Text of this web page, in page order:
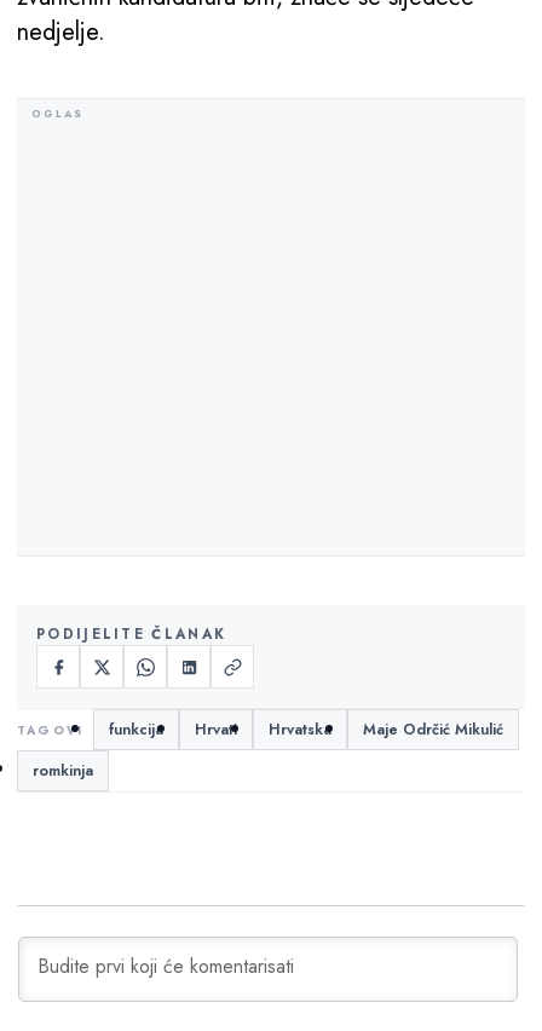
nedjelje.
PODIJELITE ČLANAK
funkcija Hrvati Hrvatska
Maje Odrčić Mikulić
romkinja